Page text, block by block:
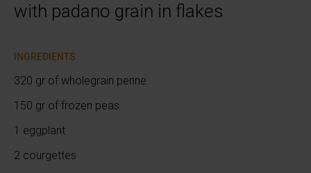
with padano grain in flakes
INGREDIENTS
320 gr of wholegrain penne
150 gr of frozen peas
1 eggplant
2 courgettes